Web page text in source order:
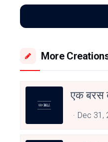
More
एक बरस
Dec 31,